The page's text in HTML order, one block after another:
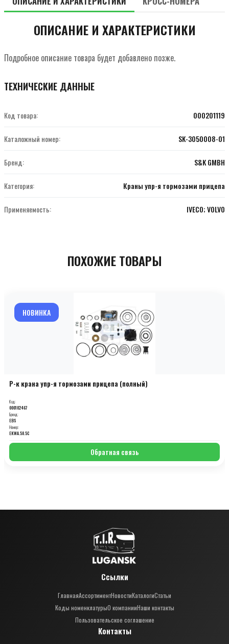
ОПИСАНИЕ И ХАРАКТЕРИСТИКИ
Подробное описание товара будет добавлено позже.
ТЕХНИЧЕСКИЕ ДАННЫЕ
Код товара: 000201119
Каталожный номер: SK-3050008-01
Бренд: S&K GMBH
Категория: Краны упр-я тормозами прицепа
Применяемость: IVECO; VOLVO
ПОХОЖИЕ ТОВАРЫ
НОВИНКА
Р-к крана упр-я тормозами прицепа (полный)
Код:
000102467
Бренд:
EBS
Номер:
EKWA.58.5C
Обратная связь
Ссылки
ГлавнаяАссортиментНовостиКаталогиСтатьи
Коды номенклатурыО компанииНаши контакты
Пользовательское соглашение
Контакты